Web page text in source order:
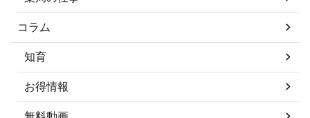
コラム
知育
お得情報